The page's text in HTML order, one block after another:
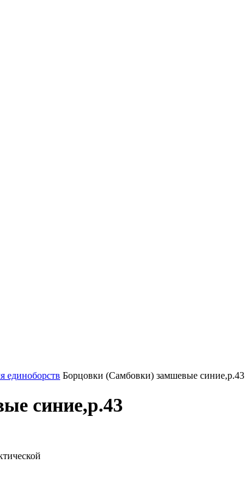
единоборств Борцовки (Самбовки) замшевые синие,р.43
синие,р.43